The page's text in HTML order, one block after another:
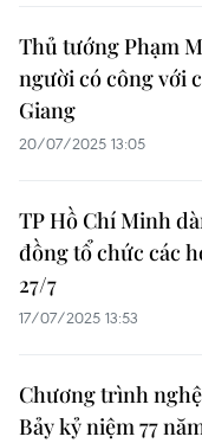
Thủ tướng Phạm
người có công với
Giang
20/07/2025 13:05
TP Hồ Chí Minh
đồng tổ chức các
27/7
17/07/2025 13:53
Chương trình
Bảy kỷ niệm 77